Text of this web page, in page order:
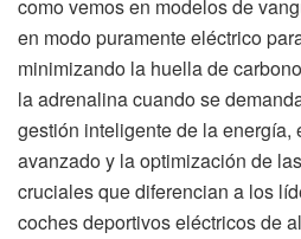
como vemos en modelos de
en modo puramente eléctrico
minimizando la huella de
la adrenalina cuando se
gestión inteligente de la energía,
avanzado y la optimización de
cruciales que diferencian a los
coches deportivos eléctricos de